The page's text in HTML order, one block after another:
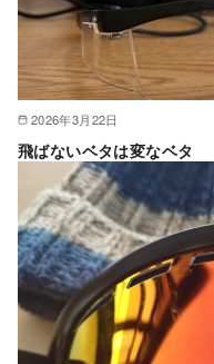
2026年3月22日
飛ばないベタは変なベタ